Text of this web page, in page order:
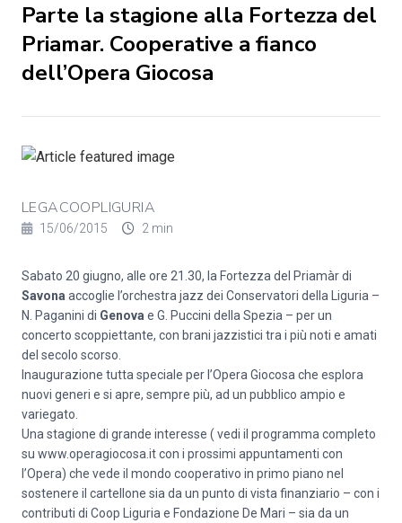
Parte la stagione alla Fortezza del
Priamar. Cooperative a fianco
dell’Opera Giocosa
LEGACOOPLIGURIA
15/06/2015 2 min
Sabato 20 giugno, alle ore 21.30, la Fortezza del Priamàr di
Savona accoglie l’orchestra jazz dei Conservatori della Liguria –
N. Paganini di Genova e G. Puccini della Spezia – per un
concerto scoppiettante, con brani jazzistici tra i più noti e amati
del secolo scorso.
Inaugurazione tutta speciale per l’Opera Giocosa che esplora
nuovi generi e si apre, sempre più, ad un pubblico ampio e
variegato.
Una stagione di grande interesse ( vedi il programma completo
su www.operagiocosa.it con i prossimi appuntamenti con
l’Opera) che vede il mondo cooperativo in primo piano nel
sostenere il cartellone sia da un punto di vista finanziario – con i
contributi di Coop Liguria e Fondazione De Mari – sia da un